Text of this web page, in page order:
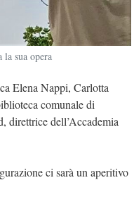
sua opera
Elena Nappi, Carlotta
comunale di
direttrice dell’Accademia
ci sarà un aperitivo